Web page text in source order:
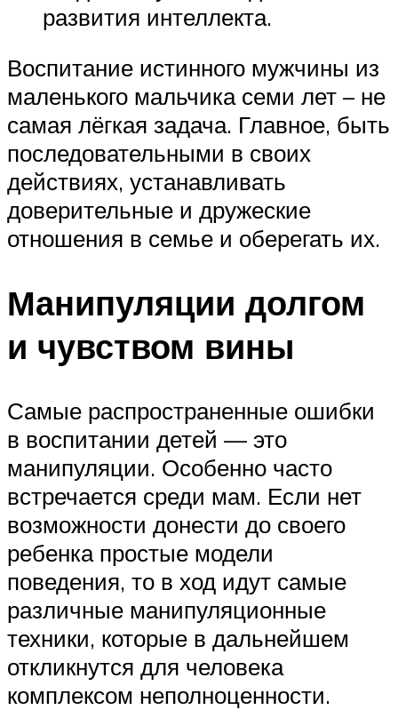
развития интеллекта.
Воспитание истинного мужчины из
маленького мальчика семи лет – не
самая лёгкая задача. Главное, быть
последовательными в своих
действиях, устанавливать
доверительные и дружеские
отношения в семье и оберегать их.
Манипуляции долгом
и чувством вины
Самые распространенные ошибки
в воспитании детей — это
манипуляции. Особенно часто
встречается среди мам. Если нет
возможности донести до своего
ребенка простые модели
поведения, то в ход идут самые
различные манипуляционные
техники, которые в дальнейшем
откликнутся для человека
комплексом неполноценности.